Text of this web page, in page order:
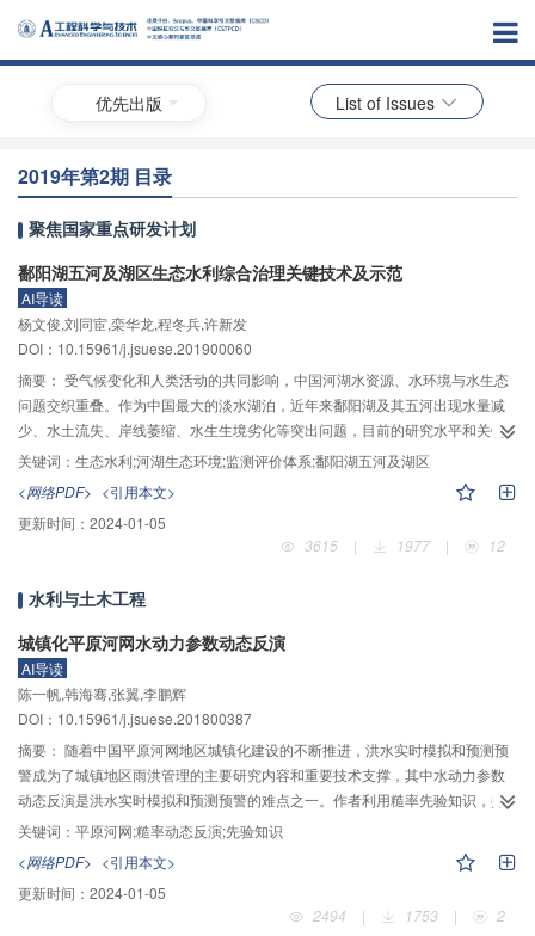
优先出版 List of Issues
2019年第2期 目录
聚焦国家重点研发计划
鄱阳湖五河及湖区生态水利综合治理关键技术及示范
AI导读
杨文俊,刘同宦,栾华龙,程冬兵,许新发
DOI：10.15961/j.jsuese.201900060
摘要： 受气候变化和人类活动的共同影响，中国河湖水资源、水环境与水生态
问题交织重叠。作为中国最大的淡水湖泊，近年来鄱阳湖及其五河出现水量减
少、水土流失、岸线萎缩、水生生境劣化等突出问题，目前的研究水平和关键
技术无法满足新时期生态优先、绿色高质量发展的要求。如何将资源、生态、
环境等约束融入水利工程规划、建设与运行，厘清水利工程对河湖生态环境的
影响以及在这种影响下生态系统的演变趋势，提出减缓其影响的技术措施；如
何在水资源开发利用过程中，既能满足人类社会需求，又能兼顾水生态系统健
康需求，是当前生态水利理论体系研究及关键技术研发的前沿和热点问题，也
以“应用基础–关键技术–工程示范–监测评价”为主线的研究目标：1）辨析鄱阳
湖五河及湖区生态水利特征因子及其对开发利用的响应机制；2）研发面向岸
上、水陆交错带与水体的生态水利综合治理技术体系；3）提出生态水利综合治
理技术及规划设计方案并进行工程示范；4）构建河湖生态水利建设模式与监测
评价体系。通过开展多学科交叉、点面结合、理论与实践统一的研究，拟揭示
河湖生态水利特征因子的互作互馈机制，提出耦合工程、资源、环境与生态的
监测评价指标体系，实现理论创新；研发红壤丘陵旱坡地农业节水控污保土系
列关键技术和受损水生生境的水利工程辅助修复关键技术，实现技术创新；提
出规划导则、设计指南、治理技术、监测指标、评估方法、建设模式等全链条
布局的河湖生态水利综合治理系统解决方案，实现集成创新。
关键词： 生态水利;河湖生态环境;监测评价体系;鄱阳湖五河及湖区
<网络PDF> <引用本文>
更新时间： 2024-01-05
3615
| 1977 | 12
水利与土木工程
城镇化平原河网水动力参数动态反演
AI导读
陈一帆,韩海骞,张翼,李鹏辉
DOI：10.15961/j.jsuese.201800387
摘要： 随着中国平原河网地区城镇化建设的不断推进，洪水实时模拟和预测预
警成为了城镇地区雨洪管理的主要研究内容和重要技术支撑，其中水动力参数
动态反演是洪水实时模拟和预测预警的难点之一。作者利用糙率先验知识，探
索了城镇化平原区河网水动力模型重要参数糙率的动态反演技术。首先，基于
糙率空间变化的连续性和缓变性，提出了以糙率空间分布平滑性作为先验知
识，建立了表征糙率空间变化的平滑度矩阵。然后，将糙率空间分布平滑性作
为软约束条件，并结合适用于非线性动态系统实时校正的扩展卡尔曼滤波算
法，建立了一个稳健的城镇化平原河网糙率参数动态反演模型，从而进行河网
关键词： 平原河网;糙率动态反演;先验知识
<网络PDF> <引用本文>
更新时间： 2024-01-05
2494
| 1753 | 2